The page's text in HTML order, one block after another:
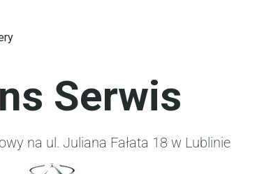
Serwis
na ul. Juliana Fałata 18 w Lublinie